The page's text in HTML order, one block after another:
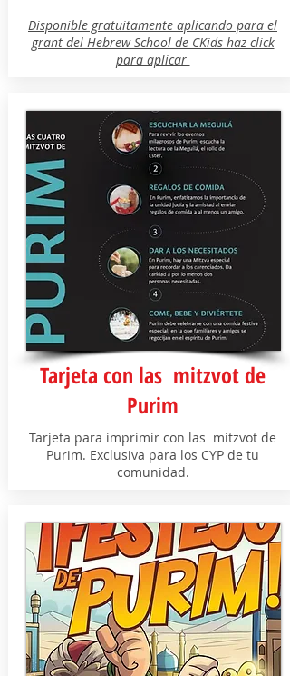
Disponible gratuitamente aplicando para el
grant del Hebrew School de CKids haz click
para aplicar
Tarjeta con las mitzvot de
Purim
Tarjeta para imprimir con las mitzvot de
Purim. Exclusiva para los CYP de tu
comunidad.